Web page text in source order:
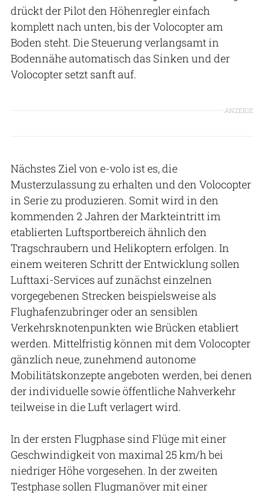
drückt der Pilot den Höhenregler einfach
komplett nach unten, bis der Volocopter am
Boden steht. Die Steuerung verlangsamt in
Bodennähe automatisch das Sinken und der
Volocopter setzt sanft auf.
ANZEIGE
Nächstes Ziel von e-volo ist es, die
Musterzulassung zu erhalten und den Volocopter
in Serie zu produzieren. Somit wird in den
kommenden 2 Jahren der Markteintritt im
etablierten Luftsportbereich ähnlich den
Tragschraubern und Helikoptern erfolgen. In
einem weiteren Schritt der Entwicklung sollen
Lufttaxi-Services auf zunächst einzelnen
vorgegebenen Strecken beispielsweise als
Flughafenzubringer oder an sensiblen
Verkehrsknotenpunkten wie Brücken etabliert
werden. Mittelfristig können mit dem Volocopter
gänzlich neue, zunehmend autonome
Mobilitätskonzepte angeboten werden, bei denen
der individuelle sowie öffentliche Nahverkehr
teilweise in die Luft verlagert wird.
In der ersten Flugphase sind Flüge mit einer
Geschwindigkeit von maximal 25 km/h bei
niedriger Höhe vorgesehen. In der zweiten
Testphase sollen Flugmanöver mit einer